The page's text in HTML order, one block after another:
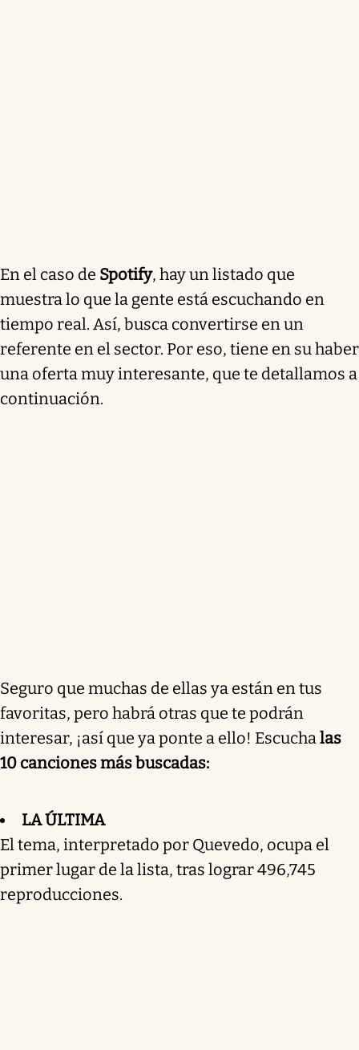
En el caso de Spotify, hay un listado que
muestra lo que la gente está escuchando en
tiempo real. Así, busca convertirse en un
referente en el sector. Por eso, tiene en su haber
una oferta muy interesante, que te detallamos a
continuación.
Seguro que muchas de ellas ya están en tus
favoritas, pero habrá otras que te podrán
interesar, ¡así que ya ponte a ello! Escuchalas
10 canciones más buscadas:
LA ÚLTIMA
El tema, interpretado por Quevedo, ocupa el
primer lugar de la lista, tras lograr 496,745
reproducciones.